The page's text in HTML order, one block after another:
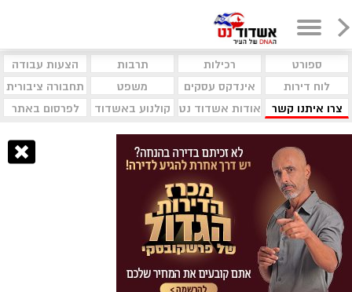
ספורט רכילות תרבות
הצעות עבודה
לוח דירות
אינדקס עסקים משפט
תחבורה ציבורית
צרו איתנו קשר
אודות אשדוד נט קולנוע באשדוד לפרסום באתר